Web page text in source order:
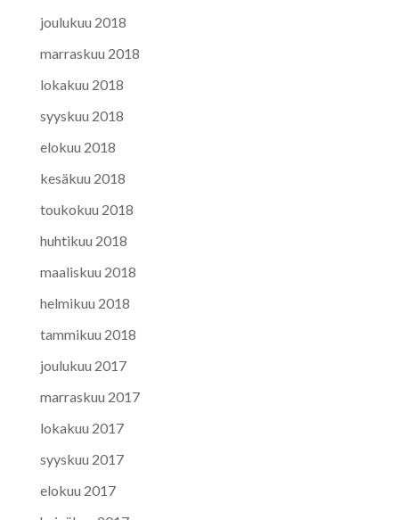
joulukuu 2018
marraskuu 2018
lokakuu 2018
syyskuu 2018
elokuu 2018
kesäkuu 2018
toukokuu 2018
huhtikuu 2018
maaliskuu 2018
helmikuu 2018
tammikuu 2018
joulukuu 2017
marraskuu 2017
lokakuu 2017
syyskuu 2017
elokuu 2017